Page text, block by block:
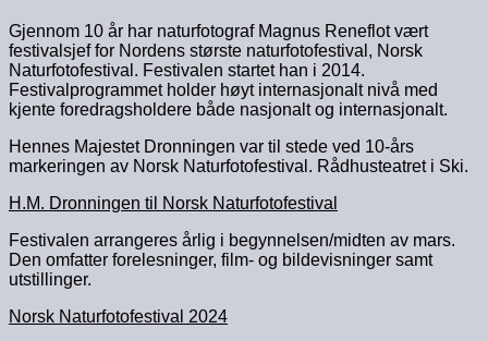
Gjennom 10 år har naturfotograf Magnus Reneflot vært
festivalsjef for Nordens største naturfotofestival, Norsk
Naturfotofestival. Festivalen startet han i 2014.
Festivalprogrammet holder høyt internasjonalt nivå med
kjente foredragsholdere både nasjonalt og internasjonalt.
Hennes Majestet Dronningen var til stede ved 10-års
markeringen av Norsk Naturfotofestival. Rådhusteatret i Ski.
H.M. Dronningen til Norsk Naturfotofestival
Festivalen arrangeres årlig i begynnelsen/midten av mars.
Den omfatter forelesninger, film- og bildevisninger samt
utstillinger.
Norsk Naturfotofestival 2024